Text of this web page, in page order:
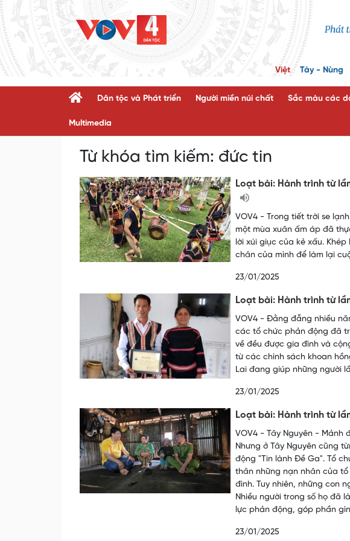
Việt Tày - Nùng
Dân tộc và Phát triển Người miền núi chất Sắc màu các
Multimedia
Từ khóa tìm kiếm: đức tin
Loạt bài: Hành trình từ
VOV4 - Trong tiết trời se
một mùa xuân ấm áp đã
lời xúi giục của kẻ xấu.
chân của mình để làm lại
23/01/2025
Loạt bài: Hành trình từ
VOV4 - Đằng đẵng nhiều
các tổ chức phản động đã
về đều được gia đình và
từ các chính sách khoan
Lai đang giúp những người
23/01/2025
Loạt bài: Hành trình từ
VOV4 - Tây Nguyên - Mảnh
Nhưng ở Tây Nguyên cũng
động "Tin lành Đề Ga". Tổ
thân những nạn nhân của
đình. Tuy nhiên, những con
Nhiều người trong số họ đã
lực phản động, góp phần
23/01/2025